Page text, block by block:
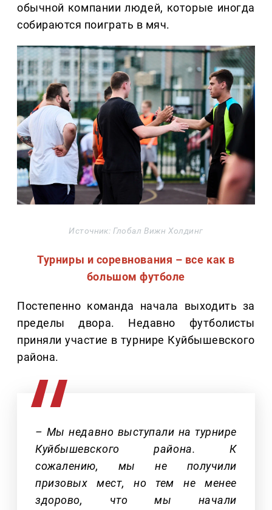
обычной компании людей, которые иногда
собираются поиграть в мяч.
Источник: Глобал Вижн Холдинг
Турниры и соревнования – все как в
большом футболе
Постепенно команда начала выходить за
пределы двора. Недавно футболисты
приняли участие в турнире Куйбышевского
района.
– Мы недавно выступали на турнире
Куйбышевского района. К
сожалению, мы не получили
призовых мест, но тем не менее
здорово, что мы начали